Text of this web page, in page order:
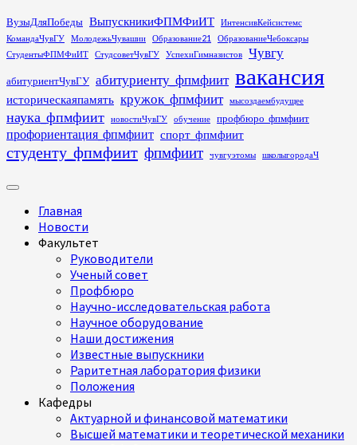
Перейти
к
содержимому
ВузыДляПобеды ВыпускникиФПМФиИТ
ИнтенсивКейсистемс
КомандаЧувГУ
МолодежьЧувашии Образование21
ОбразованиеЧебоксары
СтудентыФПМФиИТ
СтудсоветЧувГУ УспехиГимназистов Чувгу
абитуриентЧувГУ абитуриенту_фпмфиит вакансия
историческаяпамять кружок_фпмфиит мысоздаембудущее
наука_фпмфиит новостиЧувГУ обучение профбюро_фпмфиит
профориентация_фпмфиит спорт_фпмфиит
студенту_фпмфиит фпмфиит чувгуэтомы школыгородаЧ
Основное
Главная
Новости
Факультет
Руководители
Ученый совет
Профбюро
Научно-исследовательская работа
Научное оборудование
Наши достижения
Известные выпускники
Раритетная лаборатория физики
Положения
Кафедры
Актуарной и финансовой математики
Высшей математики и теоретической механики